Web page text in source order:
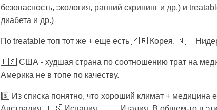
безопасность, экология, ранний скрининг и др.) и
диабета и др.)
По treatable топ тот же + еще есть 🇰🇷 Корея, 🇳🇱
🇺🇸 США - худшая страна по соотношению трат на
Америка не в топе по качеству.
3️⃣ Из списка понятно, что хороший климат + медицина